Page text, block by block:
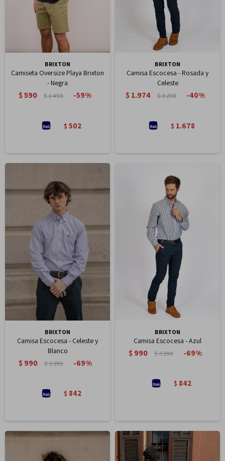
BRIXTON
Camiseta Oversize Playa Brixton
- Negra
$590 $1.450 59
$ 502
BRIXTON
Camisa Escocesa - Rosada y
Celeste
$ 1.974 $3.290 40
$ 1.678
BRIXTON
Camisa Escocesa - Celeste y
Blanco
$ 990 $3.290 69
$ 842
BRIXTON
Camisa Escocesa - Azul
$ 990 $3.290 69
$ 842